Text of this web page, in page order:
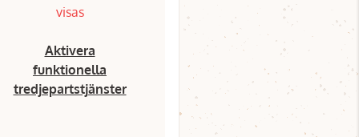
visas
Aktivera
funktionella
tredjepartstjänster